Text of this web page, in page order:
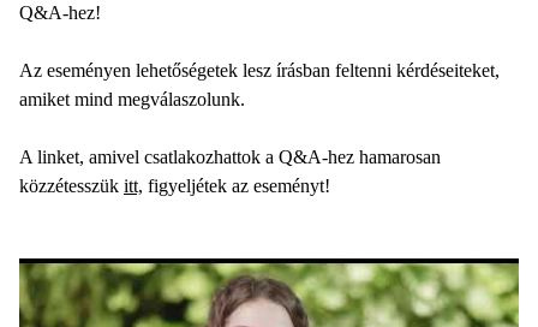
Q&A-hez!
Az eseményen lehetőségetek lesz írásban feltenni kérdéseiteket,
amiket mind megválaszolunk.
A linket, amivel csatlakozhattok a Q&A-hez hamarosan
közzétesszük itt, figyeljétek az eseményt!